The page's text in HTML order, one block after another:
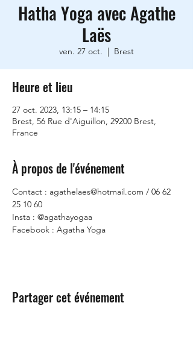
Hatha Yoga avec Agathe
Laës
ven. 27 oct.
  |
Brest
Heure et lieu
27 oct. 2023, 13:15 – 14:15
Brest, 56 Rue d'Aiguillon, 29200 Brest,
France
À propos de l'événement
Contact : agathelaes@hotmail.com / 06 62
25 10 60
Insta : @agathayogaa
Facebook : Agatha Yoga
Partager cet événement